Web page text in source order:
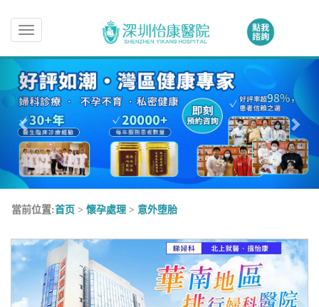
Toggle
navigation
當前位置:首页 > 懷孕處理 > 意外堕胎